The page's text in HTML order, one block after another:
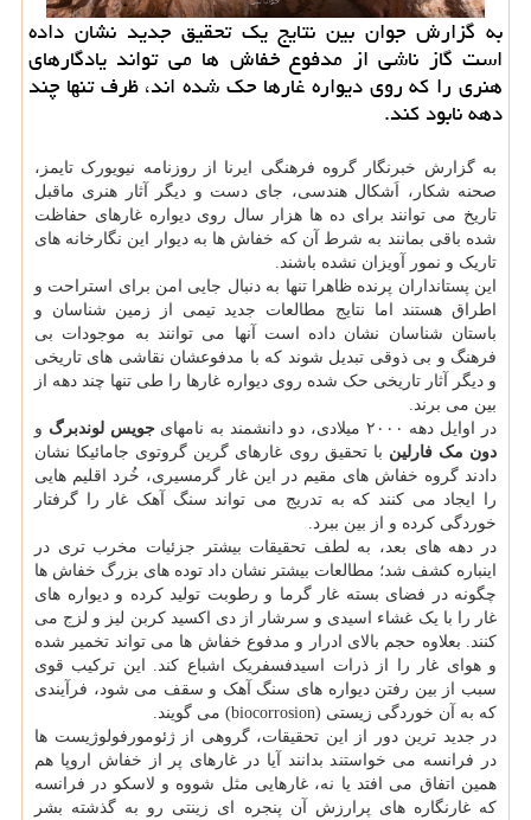
به گزارش جوان بین نتایج یک تحقیق جدید نشان داده
است گاز ناشی از مدفوع خفاش ها می تواند یادگارهای
هنری را که روی دیواره غارها حک شده اند، ظرف تنها چند
دهه نابود کند.
به گزارش خبرنگار گروه فرهنگی ایرنا از روزنامه نیویورک تایمز،
صحنه شکار، اَشکال هندسی، جای دست و دیگر آثار هنری ماقبل
تاریخ می توانند برای ده ها هزار سال روی دیواره غارهای حفاظت
شده باقی بمانند به شرط آن که خفاش ها به دیوار این نگارخانه های
تاریک و نمور آویزان نشده باشند.
این پستانداران پرنده ظاهرا تنها به دنبال جایی امن برای استراحت و
اطراق هستند اما نتایج مطالعات جدید تیمی از زمین شناسان و
باستان شناسان نشان داده است آنها می توانند به موجودات بی
فرهنگ و بی ذوقی تبدیل شوند که با مدفوعشان نقاشی های تاریخی
و دیگر آثار تاریخی حک شده روی دیواره غارها را طی تنها چند دهه از
بین می برند.
در اوایل دهه ۲۰۰۰ میلادی، دو دانشمند به نامهای
جویس لوندبرگ و
دون مک فارلین با تحقیق روی غارهای گرین گروتوی جامائیکا نشان
دادند گروه خفاش های مقیم در این غار گرمسیری، خُرد اقلیم هایی
را ایجاد می کنند که به تدریج می تواند سنگ آهک غار را گرفتار
خوردگی کرده و از بین ببرد.
در دهه های بعد، به لطف تحقیقات بیشتر جزئیات مخرب تری در
اینباره کشف شد؛ مطالعات بیشتر نشان داد توده های بزرگ خفاش ها
چگونه در فضای بسته غار گرما و رطوبت تولید کرده و دیواره های
غار را با یک غشاء اسیدی و سرشار از دی اکسید کربن لیز و لزج می
کنند. بعلاوه حجم بالای ادرار و مدفوع خفاش ها می تواند تخمیر شده
و هوای غار را از ذرات اسیدفسفریک اشباع کند. این ترکیب قوی
سبب از بین رفتن دیواره های سنگ آهک و سقف می شود، فرآیندی
که به آن خوردگی زیستی (biocorrosion) می گویند.
در جدید ترین دور از این تحقیقات، گروهی از ژئومورفولوژیست ها
در فرانسه می خواستند بدانند آیا در غارهای پر از خفاش اروپا هم
همین اتفاق می افتد یا نه، غارهایی مثل شووه و لاسکو در فرانسه
که غارنگاره های پرارزش آن پنجره ای زینتی رو به گذشته بشر